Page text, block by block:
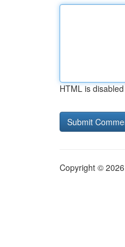
HTML is disabled
Copyright ©